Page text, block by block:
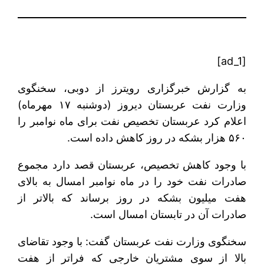
[ad_1]
به گزارش خبرگزاری رویترز از دوبی، سخنگوی
وزارت نفت عربستان دیروز (دوشنبه ۱۷ مهرماه)
اعلام کرد عربستان تخصیص نفت برای ماه نوامبر را
۵۶۰ هزار بشکه در روز کاهش داده است.
با وجود کاهش تخصیص، عربستان قصد دارد مجموع
صادرات نفت خود را در ماه نوامبر امسال به بالای
هفت میلیون بشکه در روز برساند که بالاتر از
صادرات آن در تابستان امسال است.
سخنگوی وزارت نفت عربستان گفت: با وجود تقاضای
بالا از سوی مشتریان خارجی که فراتر از هفت